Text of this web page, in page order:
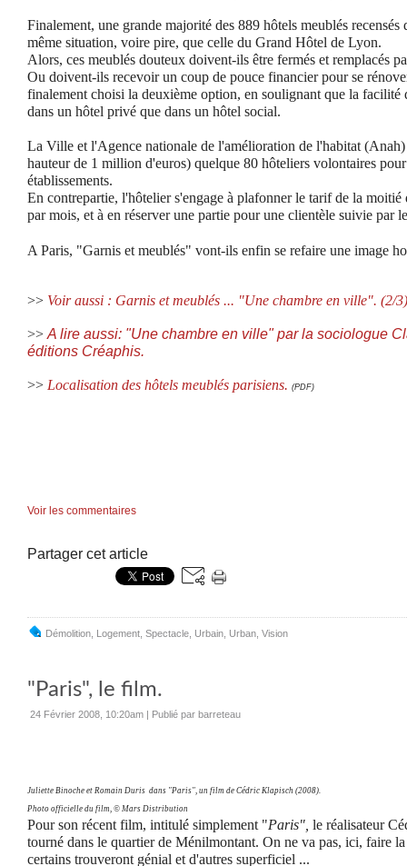
Finalement, une grande majorité des 889 hôtels meublés recensés
même situation, voire pire, que celle du Grand Hôtel de Lyon.
Alors, ces meublés douteux doivent-ils être fermés et remplacés
Ou doivent-ils recevoir un coup de pouce financier pour se
finalement choisi la deuxième option, en soulignant que la facilité
dans un hôtel privé que dans un hôtel social.
La Ville et l'Agence nationale de l'amélioration de l'habitat
hauteur de 1 million d'euros) quelque 80 hôteliers volontaires
établissements.
En contrepartie, l'hôtelier s'engage à plafonner le tarif de la moitié
par mois, et à en réserver une partie pour une clientèle suivie par
A Paris, "Garnis et meublés" vont-ils enfin se refaire une image
>> Voir aussi : Garnis et meublés ... "Une chambre en ville". (2/3)
>> A lire aussi: "Une chambre en ville" par la sociologue
éditions Créaphis.
>> Localisation des hôtels meublés parisiens. (PDF)
Voir les commentaires
Partager cet article
Démolition Logement Spectacle Urbain Urban Vision
"Paris", le film.
24 Février 2008, 10:20am Publié par barreteau
Juliette Binoche et Romain Duris dans "Paris", un film de Cédric Klapisch (2008).
Photo officielle du film, © Mars Distribution
Pour son récent film, intitulé simplement "Paris", le réalisateur
tourné dans le quartier de Ménilmontant. On ne va pas, ici, faire
certains trouveront génial et d'autres superficiel ...